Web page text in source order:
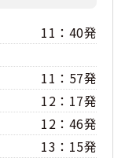
11：40発
11：57発
12：17発
12：46発
13：15発